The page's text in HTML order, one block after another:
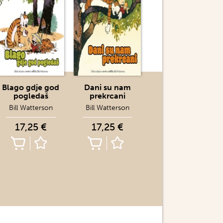
Blago gdje god
pogledaš
Bill Watterson
17,25 €
Dani su nam
prekrcani
Bill Watterson
17,25 €